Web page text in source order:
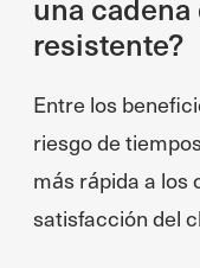
resistente?
Entre los
riesgo de
más rápida a los
satisfacción del